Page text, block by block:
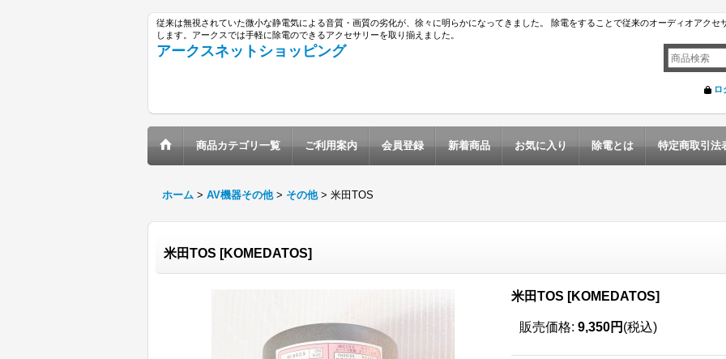
従来は無視されていた微小な静電気による音質・画質の劣化が、徐々に明らかになってきました。 除電をすることで従来のオーディオアク
します。アークスでは手軽に除電のできるアクセサリーを取り揃えました。
アークスネットショッピング
ロ
商品カテゴリ一覧 ご利用案内 会員登録 新着商品 お気に入り 除電とは 特定商取引法
ホーム > AV機器その他 > その他 > 米田TOS
米田TOS [KOMEDATOS]
米田TOS [KOMEDATOS]
販売価格: 9,350円 (税込)